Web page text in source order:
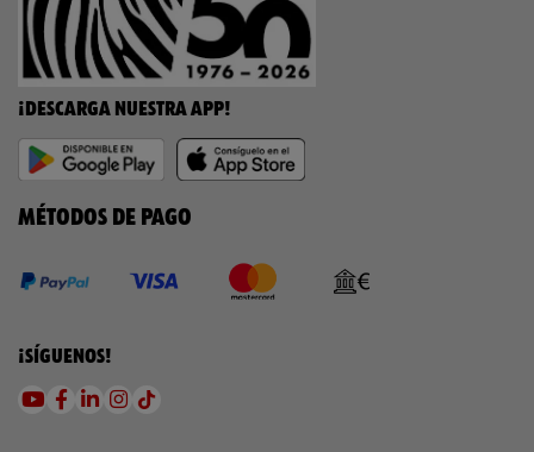
¡DESCARGA NUESTRA APP!
MÉTODOS DE PAGO
¡SÍGUENOS!